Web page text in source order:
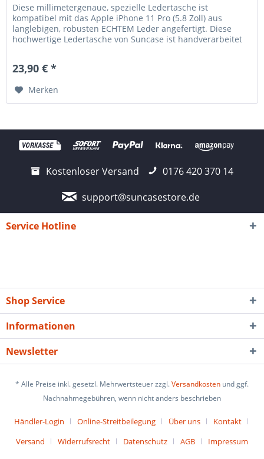
Diese millimetergenaue, spezielle Ledertasche ist
kompatibel mit das Apple iPhone 11 Pro (5.8 Zoll) aus
langlebigen, robusten ECHTEM Leder angefertigt. Diese
hochwertige Ledertasche von Suncase ist handverarbeitet
23,90 € *
Merken
Kostenloser Versand
0176 420 370 14
support@suncasestore.de
Service Hotline
Shop Service
Informationen
Newsletter
* Alle Preise inkl. gesetzl. Mehrwertsteuer zzgl.Versandkosten und ggf.
Nachnahmegebühren, wenn nicht anders beschrieben
Händler-Login Online-Streitbeilegung Über uns
Kontakt
Versand
Widerrufsrecht Datenschutz AGB Impressum